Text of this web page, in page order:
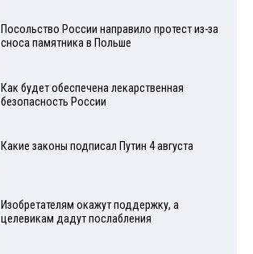
Посольство России направило протест из-за
сноса памятника в Польше
Как будет обеспечена лекарственная
безопасность России
Какие законы подписал Путин 4 августа
Изобретателям окажут поддержку, а
целевикам дадут послабления